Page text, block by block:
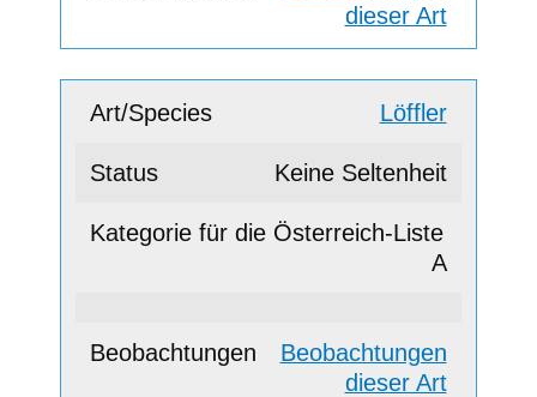
dieser Art
Löffler
Keine Seltenheit
A
Beobachtungen
dieser Art